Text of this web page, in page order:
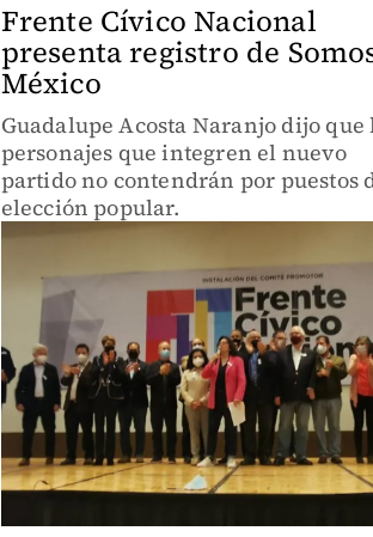
Frente Cívico Nacional
presenta registro de
México
Guadalupe Acosta Naranjo dijo que
personajes que integren el nuevo
partido no contendrán por puestos
elección popular.